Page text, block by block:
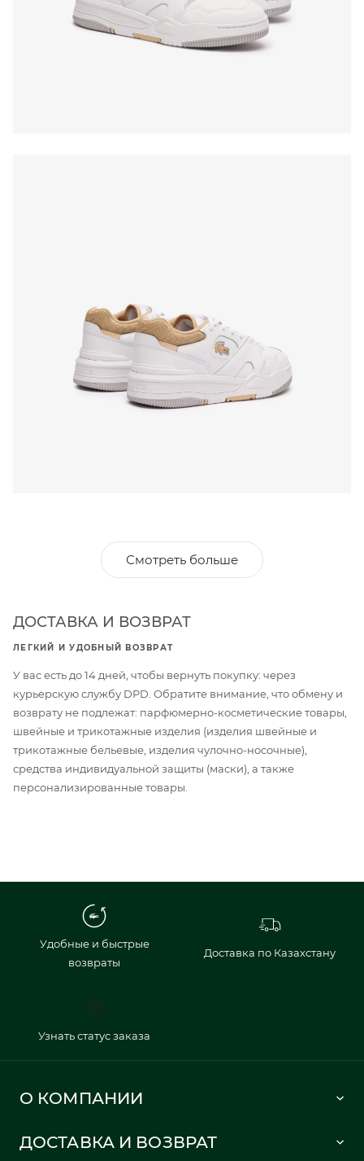
Смотреть больше
ДОСТАВКА И ВОЗВРАТ
ЛЕГКИЙ И УДОБНЫЙ ВОЗВРАТ
У вас есть до 14 дней, чтобы вернуть покупку: через
курьерскую службу DPD. Обратите внимание, что обмену и
возврату не подлежат: парфюмерно-косметические товары,
швейные и трикотажные изделия (изделия швейные и
трикотажные бельевые, изделия чулочно-носочные),
средства индивидуальной защиты (маски), а также
персонализированные товары.
Удобные и быстрые
возвраты
Доставка по Казахстану
Узнать статус заказа
О КОМПАНИИ
Политика в отношении обработки персональных данных
ДОСТАВКА И ВОЗВРАТ